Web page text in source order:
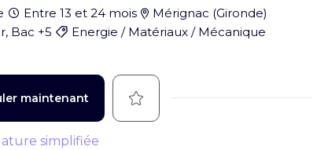
Entre 13 et 24 mois Mérignac (Gironde)
Bac +5
Energie / Matériaux / Mécanique
maintenant
simplifiée
Sauvegarder